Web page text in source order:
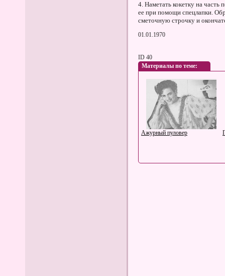
4. Наметать кокетку на
ее при помощи спецлапки.
сметочную строчку и
01.01.1970
ID 40
Материалы по теме:
Ажурный пуловер